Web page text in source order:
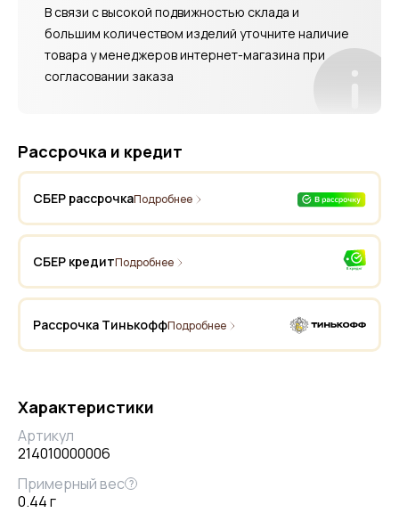
В связи с высокой подвижностью склада и
большим количеством изделий уточните наличие
товара у менеджеров интернет-магазина при
согласовании заказа
Рассрочка и кредит
СБЕР рассрочкаПодробнее
СБЕР кредитПодробнее
Рассрочка ТинькоффПодробнее
Характеристики
Артикул
214010000006
Примерный вес ?
0.44 г